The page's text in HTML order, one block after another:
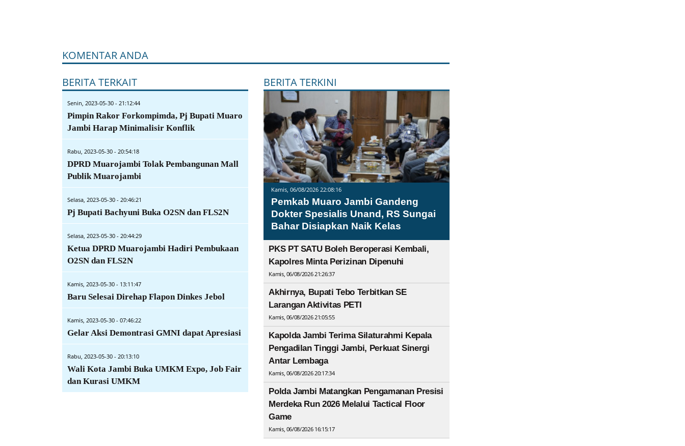
KOMENTAR ANDA
BERITA TERKAIT
Senin, 2023-05-30 - 21:12:44
Pimpin Rakor Forkompimda, Pj Bupati Muaro
Jambi Harap Minimalisir Konflik
Rabu, 2023-05-30 - 20:54:18
DPRD Muarojambi Tolak Pembangunan Mall
Publik Muarojambi
Selasa, 2023-05-30 - 20:46:21
Pj Bupati Bachyuni Buka O2SN dan FLS2N
Selasa, 2023-05-30 - 20:44:29
Ketua DPRD Muarojambi Hadiri Pembukaan
O2SN dan FLS2N
Kamis, 2023-05-30 - 13:11:47
Baru Selesai Direhap Flapon Dinkes Jebol
Kamis, 2023-05-30 - 07:46:22
Gelar Aksi Demontrasi GMNI dapat Apresiasi
Rabu, 2023-05-30 - 20:13:10
Wali Kota Jambi Buka UMKM Expo, Job Fair
dan Kurasi UMKM
BERITA TERKINI
Kamis, 06/08/2026 22:08:16
Pemkab Muaro Jambi Gandeng
Dokter Spesialis Unand, RS Sungai
Bahar Disiapkan Naik Kelas
PKS PT SATU Boleh Beroperasi Kembali,
Kapolres Minta Perizinan Dipenuhi
Kamis, 06/08/2026 21:26:37
Akhirnya, Bupati Tebo Terbitkan SE
Larangan Aktivitas PETI
Kamis, 06/08/2026 21:05:55
Kapolda Jambi Terima Silaturahmi Kepala
Pengadilan Tinggi Jambi, Perkuat Sinergi
Antar Lembaga
Kamis, 06/08/2026 20:17:34
Polda Jambi Matangkan Pengamanan Presisi
Merdeka Run 2026 Melalui Tactical Floor
Game
Kamis, 06/08/2026 16:15:17